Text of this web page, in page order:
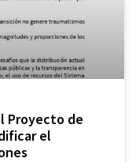
Proyecto de
el